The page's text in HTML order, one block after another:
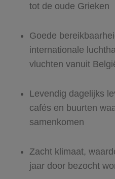
tot de oude Grieken
Goede
internationale
vluchten vanuit
Levendig dagelijks
cafés en buurten
samenkomen
Zacht klimaat,
jaar door bezocht